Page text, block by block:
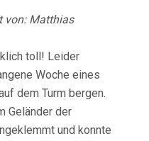
von: Matthias
toll! Leider
Woche eines
dem Turm bergen.
Geländer der
und konnte